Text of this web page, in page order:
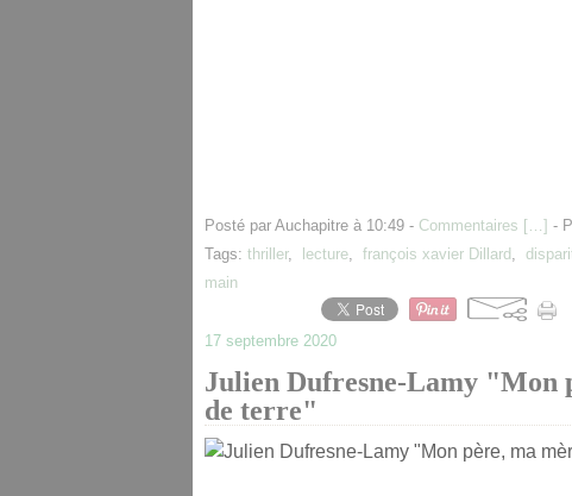
Posté par Auchapitre à 10:49 - Commentaires […] -
Tags: thriller, lecture, françois xavier Dillard ,
main
17 septembre 2020
Julien Dufresne-Lamy "Mon
de terre"